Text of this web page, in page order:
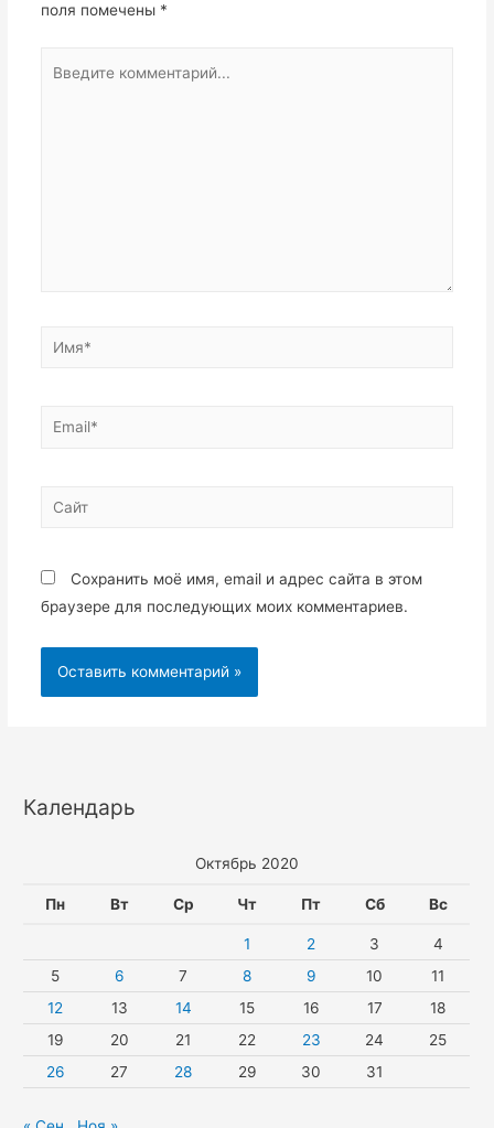
поля помечены *
Имя*
Email*
Сайт
Сохранить моё имя, email и адрес сайта в этом
браузере для последующих моих комментариев.
Календарь
Октябрь 2020
Пн Вт Ср Чт Пт Сб Вс
1 2 3
4
5
6 7 8 9 10
11
12
13 14 15 16 17
18
19
20 21 22 23 24
25
26
27 28 29 30 31